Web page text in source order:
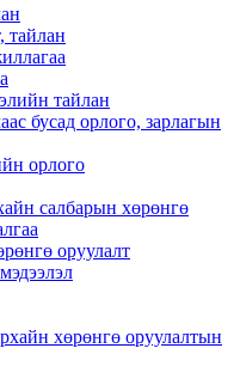
тайлан
тайлан
бусад орлого, зарлагын
орлого
салбарын хөрөнгө
оруулалт
хөрөнгө оруулалтын